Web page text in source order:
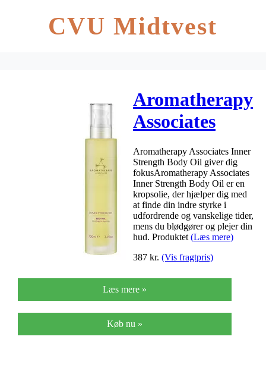
CVU Midtvest
Aromatherapy
Associates
Inner Strength
Body Oil 100
ml
Aromatherapy Associates Inner
Strength Body Oil giver dig
fokusAromatherapy Associates
Inner Strength Body Oil er en
kropsolie, der hjælper dig med
at finde din indre styrke i
udfordrende og vanskelige tider,
mens du blødgører og plejer din
hud. Produktet (Læs mere)
387 kr. (Vis fragtpris)
Læs mere »
Køb nu »